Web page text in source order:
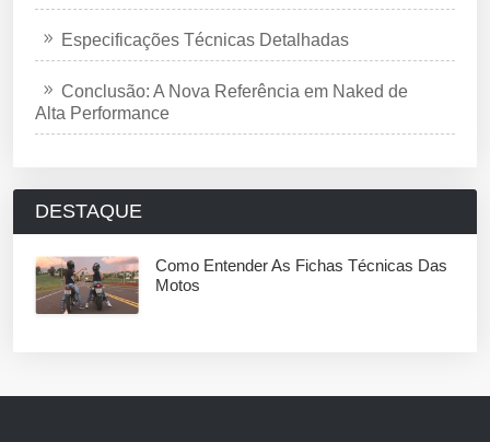
Especificações Técnicas Detalhadas
Conclusão: A Nova Referência em Naked de
Alta Performance
DESTAQUE
Como Entender As Fichas Técnicas Das
Motos